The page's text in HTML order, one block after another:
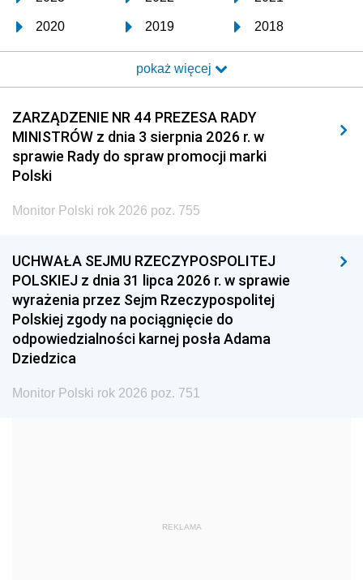
2020 2019 2018
2017 2016 2015
2014 2013 2012
2011 2010 2009
2008 2007 2006
2005
1996 1995 1994
1993 1992 1991
1990 1989
1987 1986 1985
1968
pokaż więcej
ZARZĄDZENIE NR 44 PREZESA RADY
MINISTRÓW z dnia 3 sierpnia 2026 r. w
sprawie Rady do spraw promocji marki
Polski
Monitor Polski rok 2026 poz. 755
UCHWAŁA SEJMU RZECZYPOSPOLITEJ
POLSKIEJ z dnia 31 lipca 2026 r. w sprawie
wyrażenia przez Sejm Rzeczypospolitej
Polskiej zgody na pociągnięcie do
odpowiedzialności karnej posła Adama
Dziedzica
Monitor Polski rok 2026 poz. 751
REKLAMA